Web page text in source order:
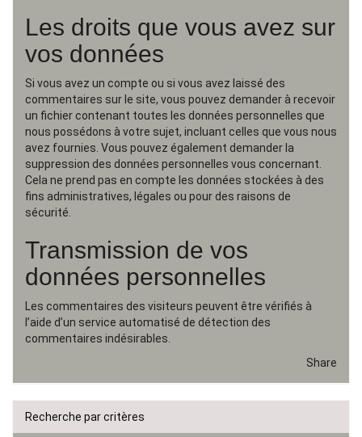
Les droits que vous avez sur
vos données
Si vous avez un compte ou si vous avez laissé des
commentaires sur le site, vous pouvez demander à recevoir
un fichier contenant toutes les données personnelles que
nous possédons à votre sujet, incluant celles que vous nous
avez fournies. Vous pouvez également demander la
suppression des données personnelles vous concernant.
Cela ne prend pas en compte les données stockées à des
fins administratives, légales ou pour des raisons de
sécurité.
Transmission de vos
données personnelles
Les commentaires des visiteurs peuvent être vérifiés à
l’aide d’un service automatisé de détection des
commentaires indésirables.
Share
Recherche par critères